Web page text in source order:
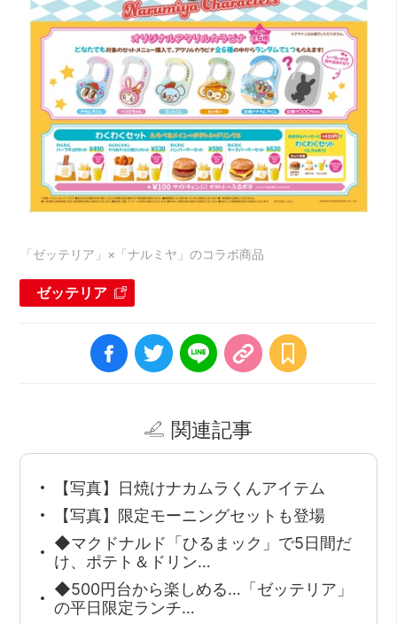
「ゼッテリア」×「ナルミヤ」のコラボ商品
ゼッテリア
関連記事
【写真】日焼けナカムラくんアイテム
【写真】限定モーニングセットも登場
◆マクドナルド「ひるまック」で5日間だ
け、ポテト＆ドリン…
◆500円台から楽しめる…「ゼッテリア」
の平日限定ランチ…